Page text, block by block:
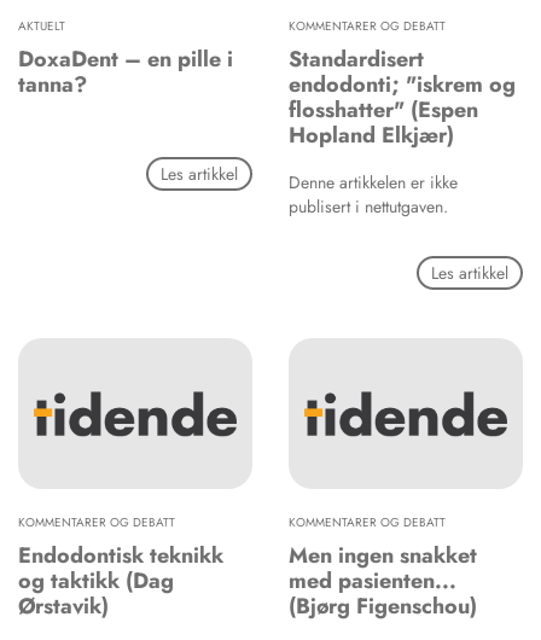
AKTUELT
DoxaDent – en pille i
tanna?
Les artikkel
KOMMENTARER OG DEBATT
Standardisert
endodonti; "iskrem og
flosshatter" (Espen
Hopland Elkjær)
Denne artikkelen er ikke
publisert i nettutgaven.
Les artikkel
KOMMENTARER OG DEBATT
Endodontisk teknikk
og taktikk (Dag
Ørstavik)
KOMMENTARER OG DEBATT
Men ingen snakket
med pasienten...
(Bjørg Figenschou)